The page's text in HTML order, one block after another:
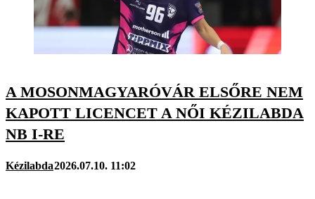
A MOSONMAGYARÓVÁR ELSŐRE NEM
KAPOTT LICENCET A NŐI KÉZILABDA
NB I-RE
Kézilabda2026.07.10. 11:02